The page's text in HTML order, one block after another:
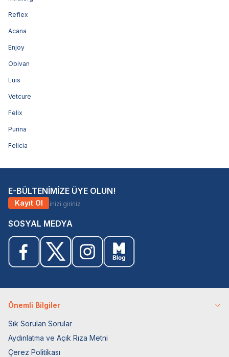
Reflex
Acana
Enjoy
Obivan
Luis
Vetcure
Felix
Purina
Felicia
E-BÜLTENİMİZE ÜYE OLUN!
Kayıt Ol
SOSYAL MEDYA
Önemli Bilgiler
Sık Sorulan Sorular
Aydınlatma ve Açık Rıza Metni
Çerez Politikası